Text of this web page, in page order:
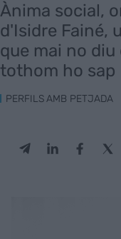
Ànima social,
d'Isidre Fainé,
que mai no diu
tothom ho sap
PERFILS AMB PETJADA